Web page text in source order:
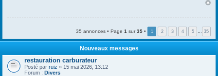
35 annonces • Page 1 sur35 • 1 2 3 4 5 … 35
Nouveaux messages
restauration carburateur
Posté par ruiz » 15 mai 2026, 13:12
Forum : Divers